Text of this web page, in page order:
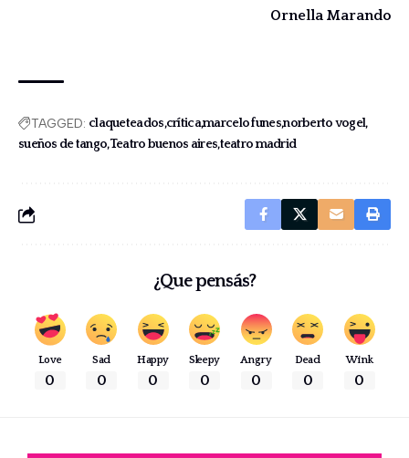
Ornella Marando
TAGGED: claqueteadoscríticamarcelo funesnorberto vogel
sueños de tangoTeatro buenos airesteatro madrid
¿Que pensás?
Love
0
Sad
0
Happy
0
Sleepy
0
Angry
0
Dead
0
Wink
0